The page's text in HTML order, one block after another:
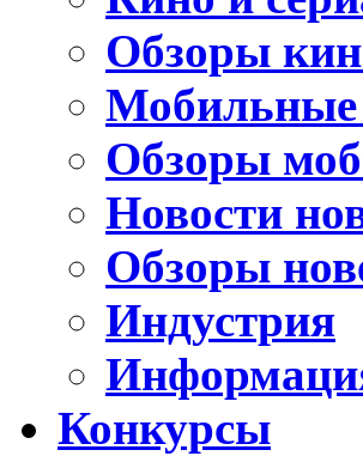
Обзоры
Обзоры
Новости
Обзоры
Индустрия
Конкурсы